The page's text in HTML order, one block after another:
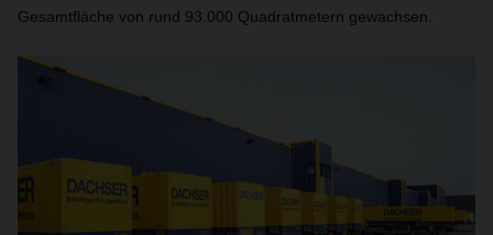
Gesamtfläche von rund 93.000 Quadratmetern gewachsen.